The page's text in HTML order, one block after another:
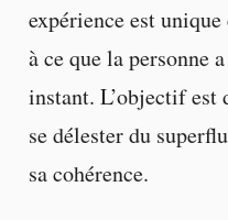
expérience est
à ce que la personne
instant. L’objectif est
se délester du
sa cohérence.